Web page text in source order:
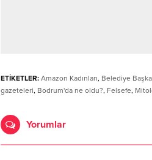
ETİKETLER: Amazon Kadınları, Belediye
gazeteleri, Bodrum'da ne oldu?, Felsefe,
Yorumlar